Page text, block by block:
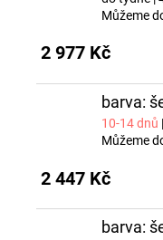
Můžeme
2 977 Kč
barva:
10-14 dnů
Můžeme
2 447 Kč
barva: